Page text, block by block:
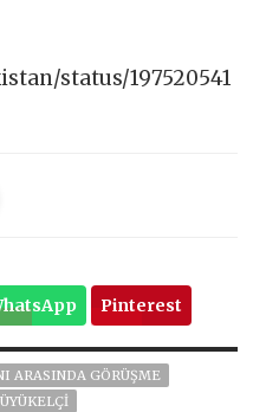
status/197520541
Pinterest
ARASINDA GÖRÜŞME